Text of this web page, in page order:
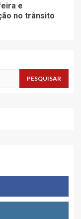
e
no trânsito
PESQUISAR